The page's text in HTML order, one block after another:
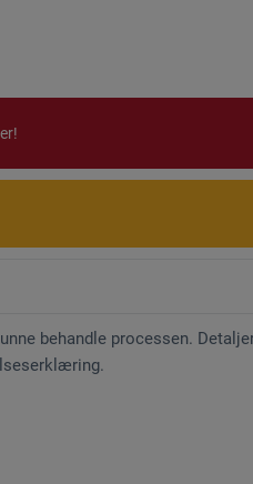
behandle processen.